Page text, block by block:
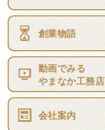
創業物語
動画でみる
やまなか工務店
会社案内